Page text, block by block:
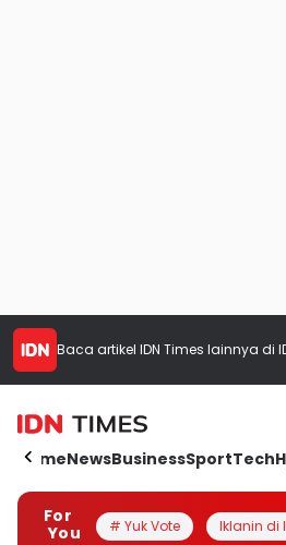
Baca artikel IDN Times lainnya di
HomeNewsBusinessSportTech
For
You
# Yuk Vote Iklanin di